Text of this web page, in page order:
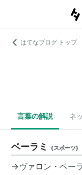
はてなブログ トップ
言葉の解説 ネ
ベーラミ (スポーツ)
→ヴァロン・ベー